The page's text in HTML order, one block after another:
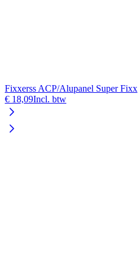
Fixxerss ACP/Alupanel Super Fixx
€ 18,09Incl. btw